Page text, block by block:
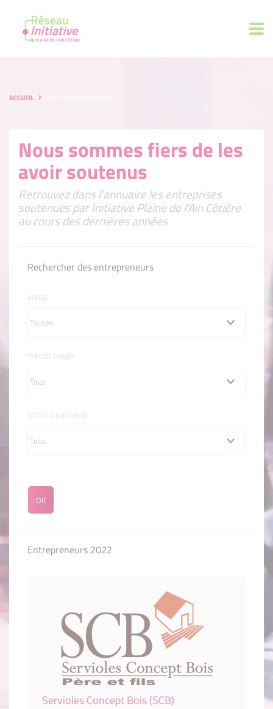
ACCUEIL
Nous sommes fiers de les
avoir soutenus
Retrouvez dans l'annuaire les entreprises
soutenues par Initiative Plaine de l'Ain Côtière
au cours des dernières années
Rechercher des entrepreneurs
ANNÉE
TYPE DE PROJET
SECTEUR D'ACTIVITÉ
Entrepreneurs 2022
Servioles Concept Bois (SCB)